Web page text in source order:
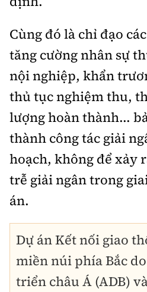
Cùng đó là chỉ đạo
tăng cường nhân sự
nội nghiệp, khẩn
thủ tục nghiệm thu,
lượng hoàn thành...
thành công tác giải
hoạch, không để xảy
trễ giải ngân trong
án.
Dự án Kết nối giao
miền núi phía Bắc
triển châu Á (ADB)